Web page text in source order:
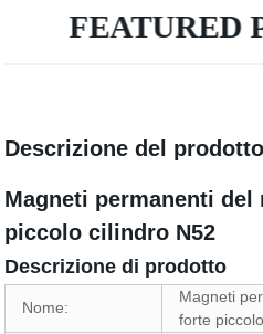
FEATURED
Descrizione del prodotto
Magneti permanenti
piccolo cilindro N52
Descrizione di prodotto
Nome:
Magneti
forte